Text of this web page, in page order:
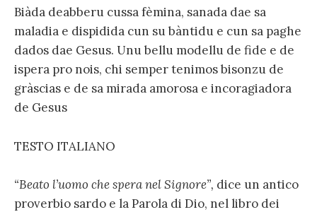
Biàda deabberu cussa fèmina, sanada dae sa
maladia e dispidida cun su bàntidu e cun sa paghe
dados dae Gesus. Unu bellu modellu de fide e de
ispera pro nois, chi semper tenimos bisonzu de
gràscias e de sa mirada amorosa e incoragiadora
de Gesus
TESTO ITALIANO
“Beato l’uomo che spera nel Signore”, dice un antico
proverbio sardo e la Parola di Dio, nel libro dei